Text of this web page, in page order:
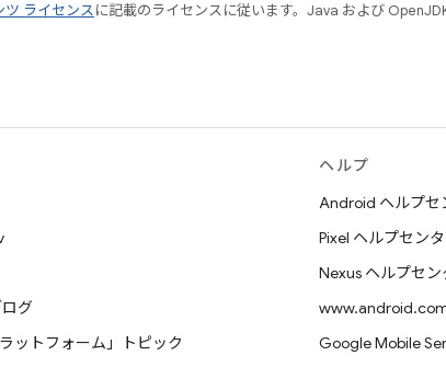
ツ ライセンスに記載のライセンスに従います。Java および
グ
ットフォーム」トピック
ヘルプ
Android ヘルプセ
Pixel ヘルプセン
Nexus ヘルプセン
Google Mobile